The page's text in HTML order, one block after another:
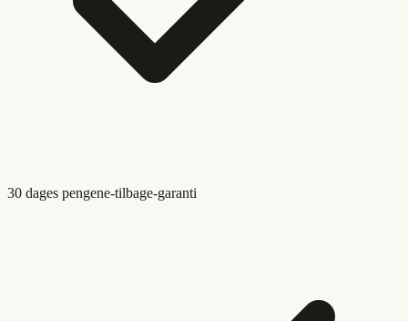
30 dages pengene-tilbage-garanti